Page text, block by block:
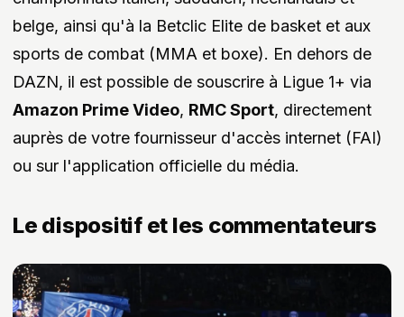
belge, ainsi qu'à la Betclic Elite de basket et aux
sports de combat (MMA et boxe). En dehors de
DAZN, il est possible de souscrire à Ligue 1+ via
Amazon Prime Video, RMC Sport, directement
auprès de votre fournisseur d'accès internet (FAI)
ou sur l'application officielle du média.
Le dispositif et les commentateurs